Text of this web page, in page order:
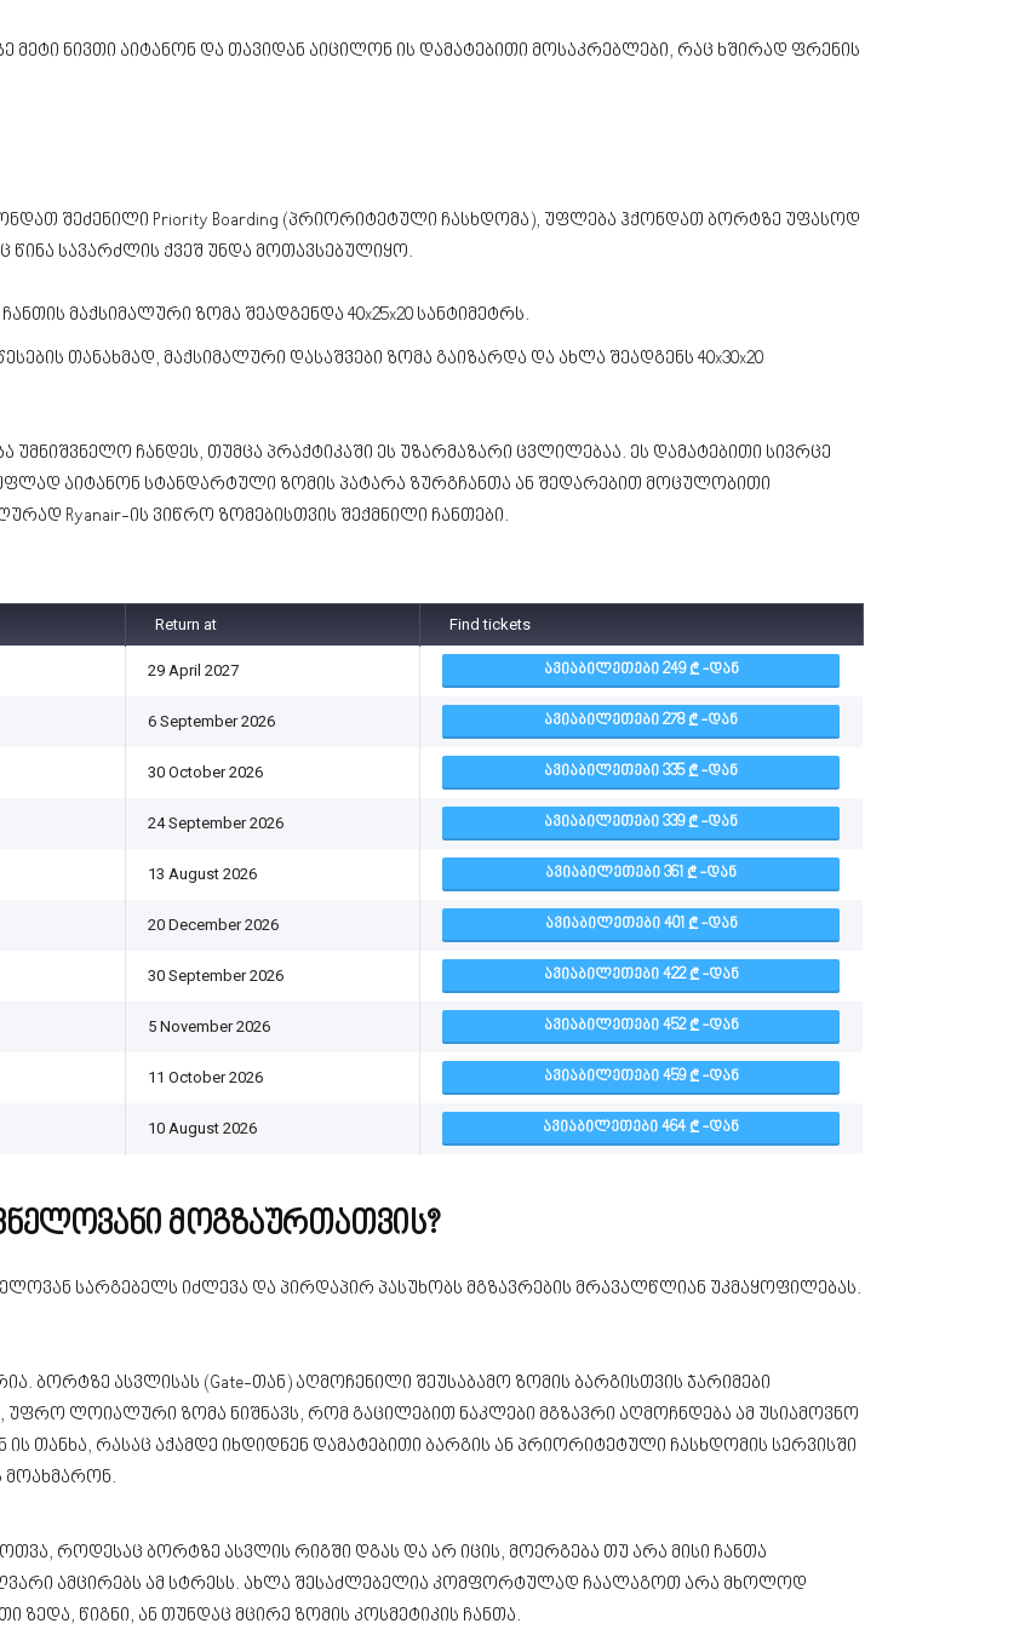
მეტი ნივთი აიტანონ და თავიდან აიცილონ ის დამატებითი მოსაკრებლები, რაც ხშირად ფრენის
შეძენილი Priority Boarding (პრიორიტეტული ჩასხდომა), უფლება ჰქონდათ ბორტზე უფასოდ
სავარძლის ქვეშ უნდა მოთავსებულიყო.
მაქსიმალური ზომა შეადგენდა 40x25x20 სანტიმეტრს.
თანახმად, მაქსიმალური დასაშვები ზომა გაიზარდა და ახლა შეადგენს 40x30x20
უმნიშვნელო ჩანდეს, თუმცა პრაქტიკაში ეს უზარმაზარი ცვლილებაა. ეს დამატებითი სივრცე
აიტანონ სტანდარტული ზომის პატარა ზურგჩანთა ან შედარებით მოცულობითი
Ryanair-ის ვიწრო ზომებისთვის შექმნილი ჩანთები.
Return at Find tickets
29 April 2027 ᲐᲕᲘᲐᲑᲘᲚᲔᲗᲔᲑᲘ 249 -ᲓᲐᲜ
6 September 2026 ᲐᲕᲘᲐᲑᲘᲚᲔᲗᲔᲑᲘ 278 -ᲓᲐᲜ
30 October 2026 ᲐᲕᲘᲐᲑᲘᲚᲔᲗᲔᲑᲘ 335 -ᲓᲐᲜ
24 September 2026 ᲐᲕᲘᲐᲑᲘᲚᲔᲗᲔᲑᲘ 339 -ᲓᲐᲜ
13 August 2026 ᲐᲕᲘᲐᲑᲘᲚᲔᲗᲔᲑᲘ 361 -ᲓᲐᲜ
20 December 2026 ᲐᲕᲘᲐᲑᲘᲚᲔᲗᲔᲑᲘ 401 -ᲓᲐᲜ
30 September 2026 ᲐᲕᲘᲐᲑᲘᲚᲔᲗᲔᲑᲘ 422 -ᲓᲐᲜ
5 November 2026 ᲐᲕᲘᲐᲑᲘᲚᲔᲗᲔᲑᲘ 452 -ᲓᲐᲜ
11 October 2026 ᲐᲕᲘᲐᲑᲘᲚᲔᲗᲔᲑᲘ 459 -ᲓᲐᲜ
10 August 2026 ᲐᲕᲘᲐᲑᲘᲚᲔᲗᲔᲑᲘ 464 -ᲓᲐᲜ
მოგზაურთათვის?
სარგებელს იძლევა და პირდაპირ პასუხობს მგზავრების მრავალწლიან უკმაყოფილებას.
ბორტზე ასვლისას (Gate-თან) აღმოჩენილი შეუსაბამო ზომის ბარგისთვის ჯარიმები
ლოიალური ზომა ნიშნავს, რომ გაცილებით ნაკლები მგზავრი აღმოჩნდება ამ უსიამოვნო
თანხა, რასაც აქამდე იხდიდნენ დამატებითი ბარგის ან პრიორიტეტული ჩასხდომის სერვისში
მოახმარონ.
როდესაც ბორტზე ასვლის რიგში დგას და არ იცის, მოერგება თუ არა მისი ჩანთა
ამცირებს ამ სტრესს. ახლა შესაძლებელია კომფორტულად ჩაალაგოთ არა მხოლოდ
ზედა, წიგნი, ან თუნდაც მცირე ზომის კოსმეტიკის ჩანთა.